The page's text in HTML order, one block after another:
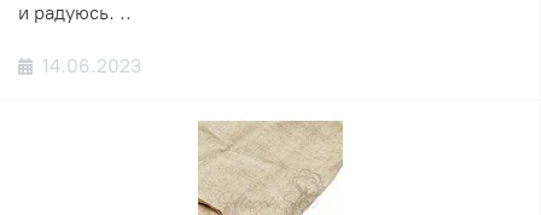
и радуюсь. ..
14.06.2023